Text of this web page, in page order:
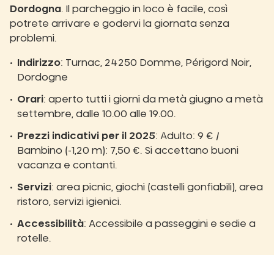
Dordogna. Il parcheggio in loco è facile, così
potrete arrivare e godervi la giornata senza
problemi.
Indirizzo: Turnac, 24250 Domme, Périgord Noir,
Dordogne
Orari: aperto tutti i giorni da metà giugno a metà
settembre, dalle 10.00 alle 19.00.
Prezzi indicativi per il 2025: Adulto: 9 € /
Bambino (-1,20 m): 7,50 €. Si accettano buoni
vacanza e contanti.
Servizi: area picnic, giochi (castelli gonfiabili), area
ristoro, servizi igienici.
Accessibilità: Accessibile a passeggini e sedie a
rotelle.